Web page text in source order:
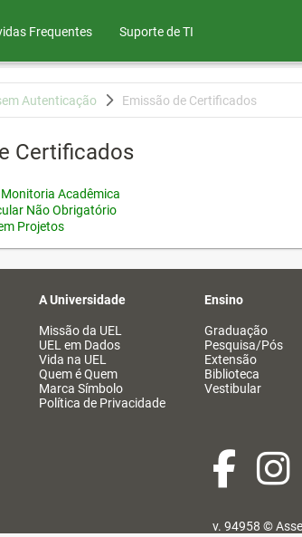
Frequentes Suporte de TI
Autenticação Emissão de Certificados
Certificados
Acadêmica
Não Obrigatório
Projetos
A Universidade
Missão da UEL
UEL em Dados
Vida na UEL
Quem é Quem
Marca Símbolo
Política de Privacidade
Ensino
Graduação
Pesquisa/Pós
Extensão
Biblioteca
Vestibular
v. 94958 ©